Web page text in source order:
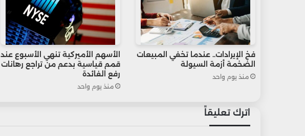
فخ الإيرادات.. عندما تخفي المبيعات
الضخمة أزمة السيولة
منذ يوم واحد
الأسهم الأميركية تنهي الأسبوع عند
قمم قياسية بدعم من تراجع رهانات
رفع الفائدة
منذ يوم واحد
اترك تعليقاً